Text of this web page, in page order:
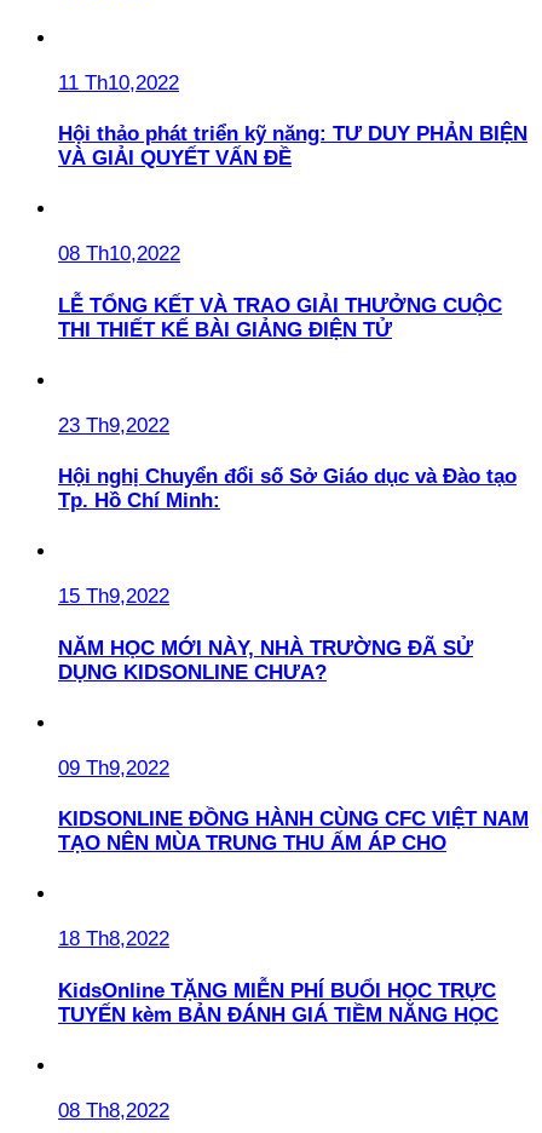
11 Th10,2022
Hội thảo phát triển kỹ năng: TƯ DUY PHẢN BIỆN
VÀ GIẢI QUYẾT VẤN ĐỀ
08 Th10,2022
LỄ TỔNG KẾT VÀ TRAO GIẢI THƯỞNG CUỘC
THI THIẾT KẾ BÀI GIẢNG ĐIỆN TỬ
23 Th9,2022
Hội nghị Chuyển đổi số Sở Giáo dục và Đào tạo
Tp. Hồ Chí Minh:
15 Th9,2022
NĂM HỌC MỚI NÀY, NHÀ TRƯỜNG ĐÃ SỬ
DỤNG KIDSONLINE CHƯA?
09 Th9,2022
KIDSONLINE ĐỒNG HÀNH CÙNG CFC VIỆT NAM
TẠO NÊN MÙA TRUNG THU ẤM ÁP CHO
18 Th8,2022
KidsOnline TẶNG MIỄN PHÍ BUỔI HỌC TRỰC
TUYẾN kèm BẢN ĐÁNH GIÁ TIỀM NĂNG HỌC
08 Th8,2022